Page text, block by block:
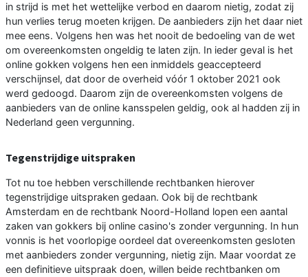
in strijd is met het wettelijke verbod en daarom nietig, zodat zij
hun verlies terug moeten krijgen. De aanbieders zijn het daar niet
mee eens. Volgens hen was het nooit de bedoeling van de wet
om overeenkomsten ongeldig te laten zijn. In ieder geval is het
online gokken volgens hen een inmiddels geaccepteerd
verschijnsel, dat door de overheid vóór 1 oktober 2021 ook
werd gedoogd. Daarom zijn de overeenkomsten volgens de
aanbieders van de online kansspelen geldig, ook al hadden zij in
Nederland geen vergunning.
Tegenstrijdige uitspraken
Tot nu toe hebben verschillende rechtbanken hierover
tegenstrijdige uitspraken gedaan. Ook bij de rechtbank
Amsterdam en de rechtbank Noord-Holland lopen een aantal
zaken van gokkers bij online casino's zonder vergunning. In hun
vonnis is het voorlopige oordeel dat overeenkomsten gesloten
met aanbieders zonder vergunning, nietig zijn. Maar voordat ze
een definitieve uitspraak doen, willen beide rechtbanken om